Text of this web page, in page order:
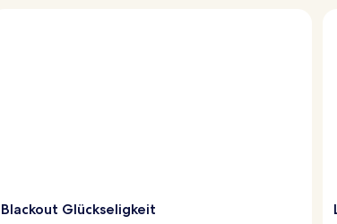
Blackout Glückseligkeit